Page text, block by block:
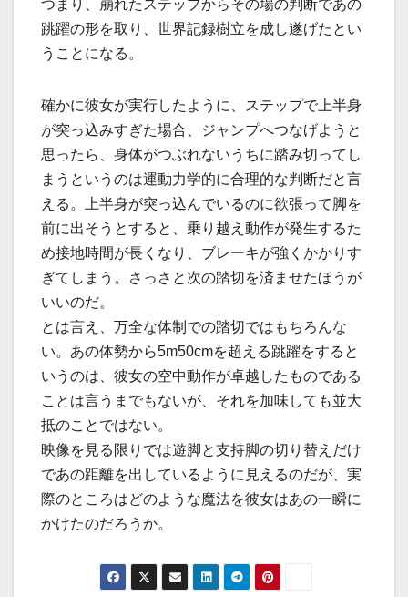
つまり、崩れたステップからその場の判断であの
跳躍の形を取り、世界記録樹立を成し遂げたとい
うことになる。
確かに彼女が実行したように、ステップで上半身
が突っ込みすぎた場合、ジャンプへつなげようと
思ったら、身体がつぶれないうちに踏み切ってし
まうというのは運動力学的に合理的な判断だと言
える。上半身が突っ込んでいるのに欲張って脚を
前に出そうとすると、乗り越え動作が発生するた
め接地時間が長くなり、ブレーキが強くかかりす
ぎてしまう。さっさと次の踏切を済ませたほうが
いいのだ。
とは言え、万全な体制での踏切ではもちろんな
い。あの体勢から5m50cmを超える跳躍をすると
いうのは、彼女の空中動作が卓越したものである
ことは言うまでもないが、それを加味しても並大
抵のことではない。
映像を見る限りでは遊脚と支持脚の切り替えだけ
であの距離を出しているように見えるのだが、実
際のところはどのような魔法を彼女はあの一瞬に
かけたのだろうか。